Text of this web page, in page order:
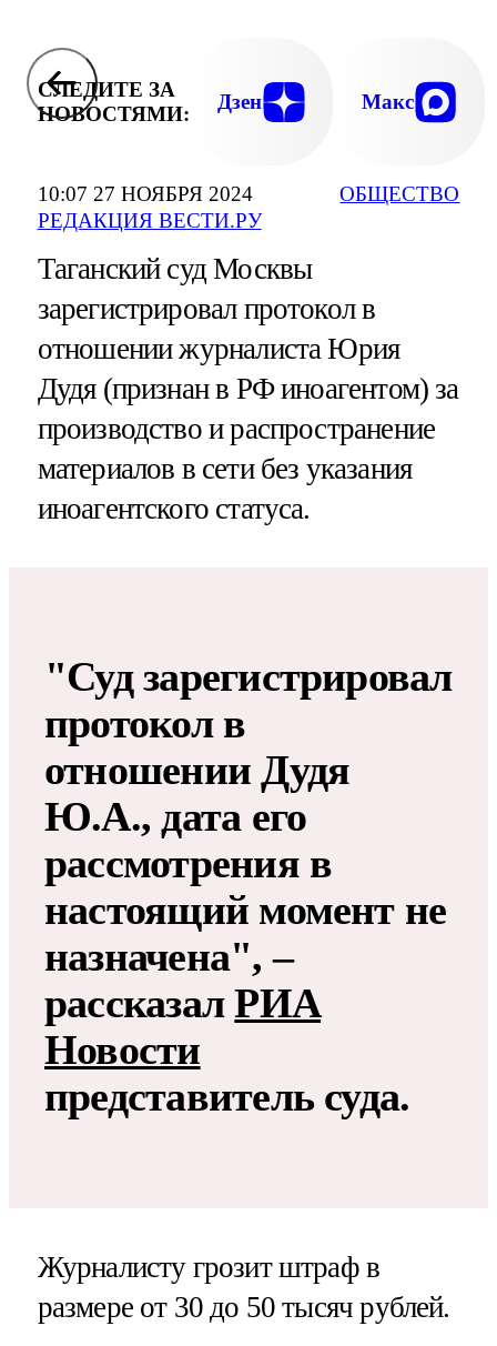
10:07 27 НОЯБРЯ 2024
РЕДАКЦИЯ ВЕСТИ.РУ
ОБЩЕСТВО
СЛЕДИТЕ ЗА
НОВОСТЯМИ:
Дзен Макс
Таганский суд Москвы
зарегистрировал протокол в
отношении журналиста Юрия
Дудя (признан в РФ иноагентом) за
производство и распространение
материалов в сети без указания
иноагентского статуса.
"Суд зарегистрировал
протокол в
отношении Дудя
Ю.А., дата его
рассмотрения в
настоящий момент не
назначена", –
рассказалРИА
Новости
представитель суда.
Журналисту грозит штраф в
размере от 30 до 50 тысяч рублей.